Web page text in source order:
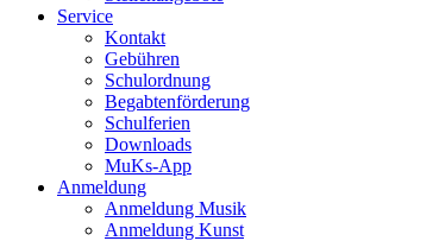
Service
Kontakt
Gebühren
Schulordnung
Begabtenförderung
Schulferien
Downloads
MuKs-App
Anmeldung
Anmeldung Musik
Anmeldung Kunst